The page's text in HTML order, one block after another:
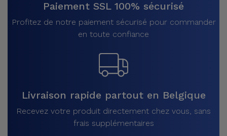
Paiement SSL 100% sécurisé
Profitez de notre paiement sécurisé pour commander
en toute confiance
Livraison rapide partout en Belgique
Recevez votre produit directement chez vous, sans
frais supplémentaires